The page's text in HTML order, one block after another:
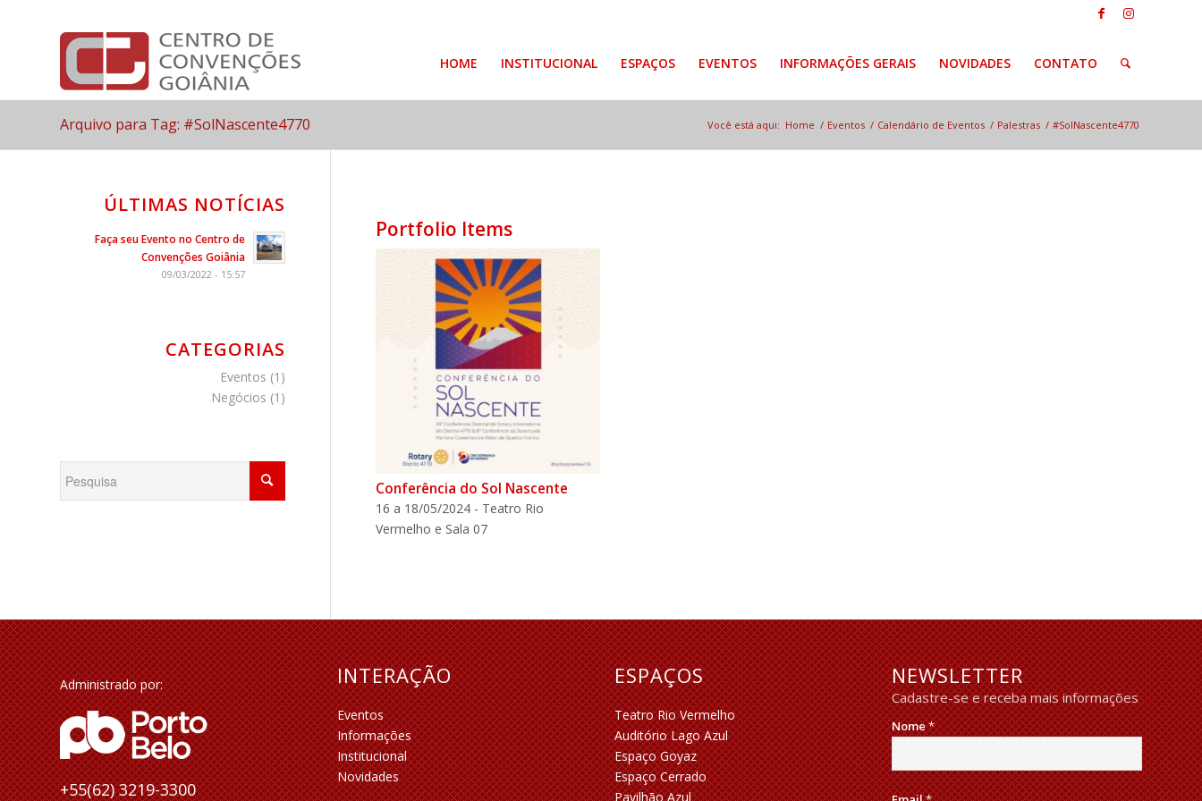
HOME INSTITUCIONAL ESPAÇOS EVENTOS INFORMAÇÕES GERAIS NOVIDADES CONTATO
Arquivo para Tag: #SolNascente4770 Você está aqui: Home / Eventos / Calendário de Eventos / Palestras / #SolNascente4770
Portfolio Items
Conferência do Sol Nascente
16 a 18/05/2024 - Teatro Rio
Vermelho e Sala 07
ÚLTIMAS NOTÍCIAS
Faça seu Evento no Centro de
Convenções Goiânia
09/03/2022 - 15:57
CATEGORIAS
Eventos (1)
Negócios (1)
Administrado por:
+55(62) 3219-3300
INTERAÇÃO
Eventos
Informações
Institucional
Novidades
ESPAÇOS
Teatro Rio Vermelho
Auditório Lago Azul
Espaço Goyaz
Espaço Cerrado
Pavilhão Azul
NEWSLETTER
Cadastre-se e receba mais informações
Nome*